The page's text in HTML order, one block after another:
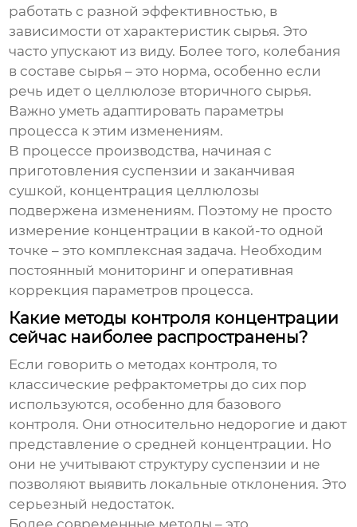
работать с разной эффективностью, в
зависимости от характеристик сырья. Это
часто упускают из виду. Более того, колебания
в составе сырья – это норма, особенно если
речь идет о целлюлозе вторичного сырья.
Важно уметь адаптировать параметры
процесса к этим изменениям.
В процессе производства, начиная с
приготовления суспензии и заканчивая
сушкой, концентрация целлюлозы
подвержена изменениям. Поэтому не просто
измерение концентрации в какой-то одной
точке – это комплексная задача. Необходим
постоянный мониторинг и оперативная
коррекция параметров процесса.
Какие методы контроля концентрации
сейчас наиболее распространены?
Если говорить о методах контроля, то
классические рефрактометры до сих пор
используются, особенно для базового
контроля. Они относительно недорогие и дают
представление о средней концентрации. Но
они не учитывают структуру суспензии и не
позволяют выявить локальные отклонения. Это
серьезный недостаток.
Более современные методы – это